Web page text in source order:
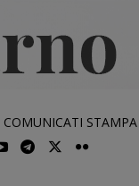
COMUNICATI STAMPA